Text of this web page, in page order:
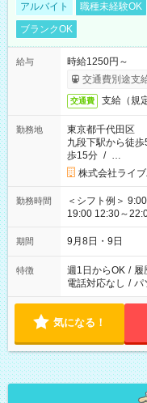
アルバイト 職種未経験OK
ブランクOK
給与
時給1250円～
交通費別途支
交通費 支給（規
勤務地
東京都千代田区
九段下駅から徒歩
歩15分 / …
株式会社ライ
勤務時間
＜シフト例＞
19:00 12:30～22:00 上記の時間から好きな時間を選べ
時間は変更とな
期間 9月8日・9日
特徴 週1日からOK / 履
電話対応なし / パ
気になる！